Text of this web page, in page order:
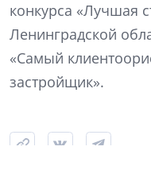
конкурса «Лучшая
Ленинградской
«Самый
застройщик».